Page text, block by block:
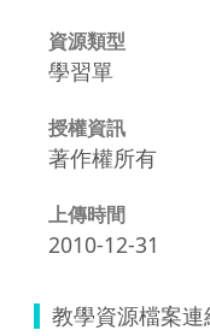
資源類型
學習單
授權資訊
著作權所有
上傳時間
2010-12-31
教學資源檔案連